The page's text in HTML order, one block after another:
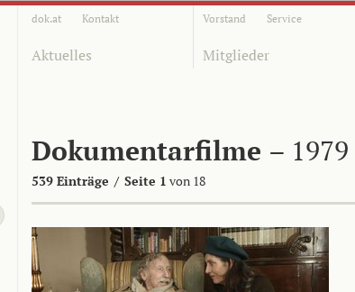
dok.at Kontakt Vorstand Service
Aktuelles Mitglieder
Dokumentarfilme – 1979
539 Einträge / Seite 1 von 18